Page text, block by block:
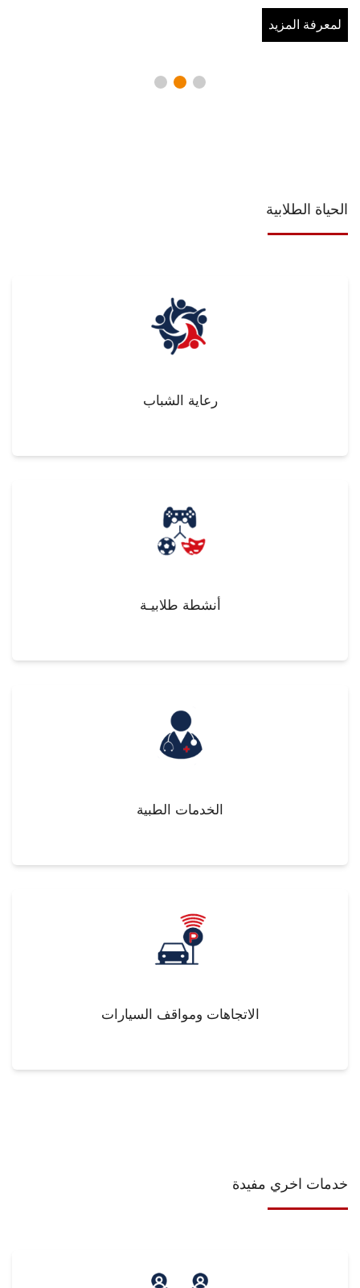
لمعرفة المزيد
الحياة الطلابية
رعاية الشباب
أنشطة طلابيـة
الخدمات الطبية
الاتجاهات ومواقف السيارات
خدمات اخري مفيدة